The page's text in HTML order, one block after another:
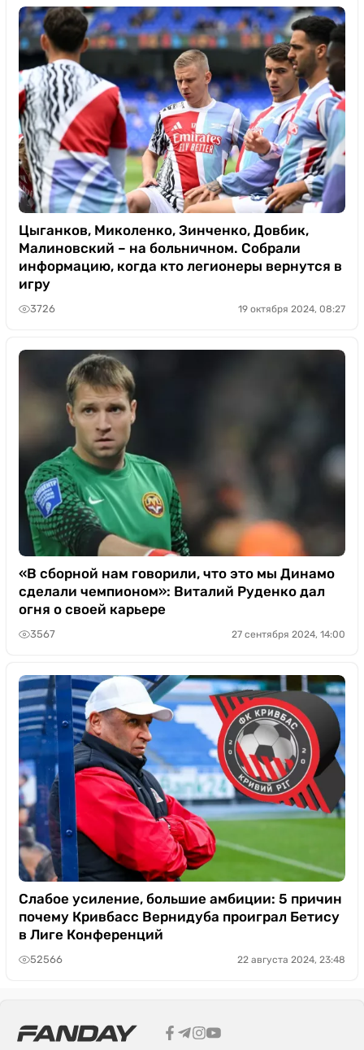
Цыганков, Миколенко, Зинченко, Довбик,
Малиновский – на больничном. Собрали
информацию, когда кто легионеры вернутся в
игру
3726 19 октября 2024, 08:27
«В сборной нам говорили, что это мы Динамо
сделали чемпионом»: Виталий Руденко дал
огня о своей карьере
3567 27 сентября 2024, 14:00
Слабое усиление, большие амбиции: 5 причин
почему Кривбасс Вернидуба проиграл Бетису
в Лиге Конференций
52566 22 августа 2024, 23:48